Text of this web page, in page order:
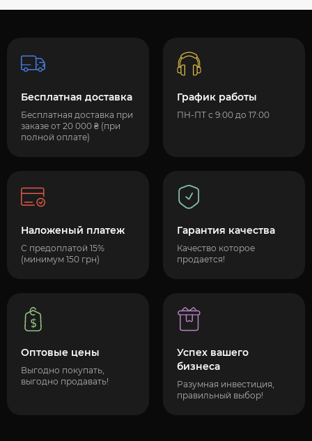
Бесплатная доставка
Бесплатная доставка при
заказе от 20 000 ₴ (при
полной оплате)
График работы
ПН-ПТ с 9:00 до 17:00
Наложеный платеж
С предоплатой 15%
(минимум 150 грн)
Гарантия качества
Качество которое
продается!
Оптовые цены
Выгодно покупать,
выгодно продавать!
Успех вашего
бизнеса
Разумная инвестиция,
правильный выбор!